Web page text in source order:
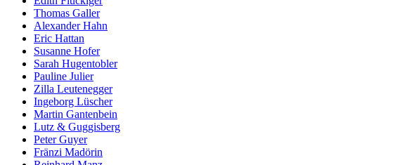
Thomas Galler
Alexander Hahn
Eric Hattan
Susanne Hofer
Sarah Hugentobler
Pauline Julier
Zilla Leutenegger
Ingeborg Lüscher
Martin Gantenbein
Lutz & Guggisberg
Peter Guyer
Fränzi Madörin